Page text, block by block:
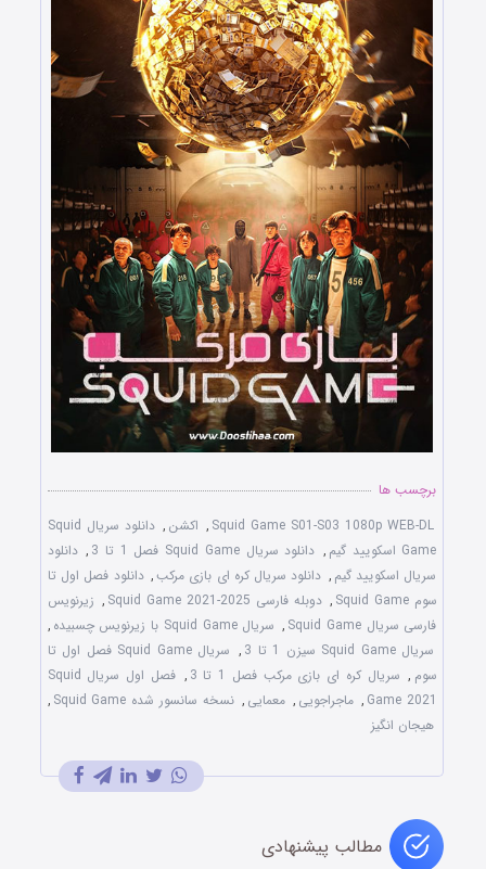
برچسب ها
Squid Game S01-S03 1080p WEB-DL
, اکشن ,
دانلود سریال Squid
Game اسکویید گیم
, دانلود سریال Squid Game فصل 1 تا 3 , دانلود
سریال اسکویید گیم , دانلود سریال کره ای بازی مرکب, دانلود فصل اول تا
سوم Squid Game
, دوبله فارسی Squid Game 2021-2025 , زیرنویس
فارسی سریال Squid Game
, سریال Squid Game با زیرنویس چسبیده
,
سریال Squid Game سیزن 1 تا 3
,
سریال Squid Game فصل اول تا
سوم , سریال کره ای بازی مرکب فصل 1 تا 3 ,
فصل اول سریال Squid
Game 2021
, ماجراجویی , معمایی , نسخه سانسور شده Squid Game
,
هیجان انگیز
مطالب پیشنهادی